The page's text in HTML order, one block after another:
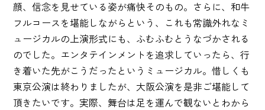
顔、信念を見せている姿が痛快そのもの。さらに、和牛
フルコースを堪能しながらという、これも常識外れなミ
ュージカルの上演形式にも、ふむふむとうなづかされる
のでした。エンタテインメントを追求していったら、行
き着いた先がこうだったというミュージカル。惜しくも
東京公演は終わりましたが、大阪公演を是非ご堪能して
頂きたいです。実際、舞台は足を運んで観ないとわから